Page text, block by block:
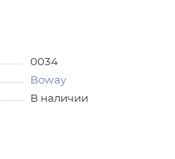
0034
Boway
В наличии